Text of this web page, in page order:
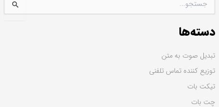
س
ج
ب
ا
ی
:
دسته‌ها
تبدیل صوت به متن
توزیع کننده تماس تلفنی
تیکت بات
چت بات